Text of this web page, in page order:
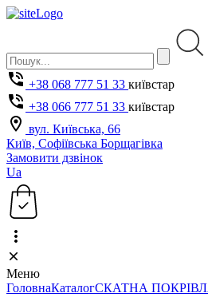
+38 068 777 51 33 київстар
+38 066 777 51 33 київстар
вул. Київська, 66
Київ, Софіївська Борщагівка
Замовити дзвінок
Ua
Меню
ГоловнаКаталогСКАТНА